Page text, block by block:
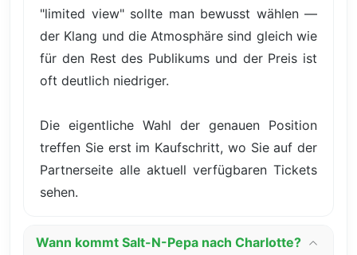
"limited view" sollte man bewusst wählen —
der Klang und die Atmosphäre sind gleich wie
für den Rest des Publikums und der Preis ist
oft deutlich niedriger.
Die eigentliche Wahl der genauen Position
treffen Sie erst im Kaufschritt, wo Sie auf der
Partnerseite alle aktuell verfügbaren Tickets
sehen.
Wann kommt Salt-N-Pepa nach Charlotte?